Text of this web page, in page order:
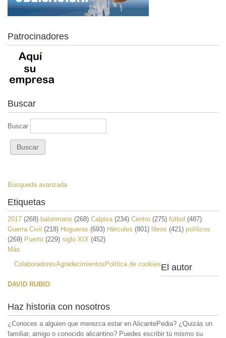
Patrocinadores
Buscar
Buscar
Búsqueda avanzada
Etiquetas
2017 (268) balonmano (268) Calpisa(234) Centro (275) fútbol (487)
Guerra Civil (218) Hogueras (693) Hércules (801) libros (421) políticos
(269) Puerto (229) siglo XIX (452)
Más
ColaboradoresAgradecimientosPolítica de cookiesEl autor
DAVID RUBIO
Haz historia con nosotros
¿Conoces a alguien que merezca estar en AlicantePedia? ¿Quizás un
familiar, amigo o conocido alicantino? Puedes escribir tú mismo su